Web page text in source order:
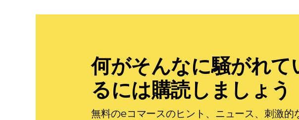
何がそんなに騒がれて
るには購読しましょう
無料のeコマースのヒント、ニュース、刺激的